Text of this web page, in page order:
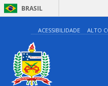
BRASIL
ACESSIBILIDADE ALTO
0:00